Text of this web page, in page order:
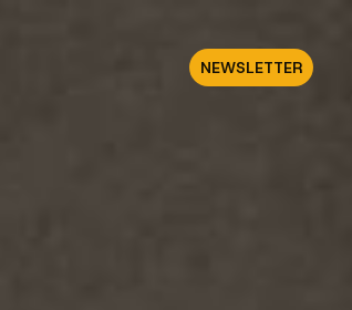
NEWSLETTER